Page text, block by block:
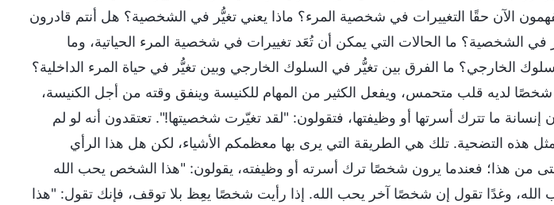
الآن حقًا التغييرات في شخصية المرء؟ ماذا يعني تغيُّر في الشخصية؟ هل أنتم قادرون
في الشخصية؟ ما الحالات التي يمكن أن تُعَد تغييرات في شخصية المرء الحياتية، وما
الخارجي؟ ما الفرق بين تغيُّر في السلوك الخارجي وبين تغيُّر في حياة المرء الداخلية؟
لديه قلب متحمس، ويفعل الكثير من المهام للكنيسة وينفق وقته من أجل الكنيسة،
ما تترك أسرتها أو وظيفتها، فتقولون: "لقد تغيّرت شخصيتها!". تعتقدون أنه لو لم
هذه التضحية. تلك هي الطريقة التي يرى بها معظمكم الأشياء، لكن هل هذا الرأي
هذا؛ فعندما يرون شخصًا ترك أسرته أو وظيفته، يقولون: "هذا الشخص يحب الله
وغدًا تقول إن شخصًا آخر يحب الله. إذا رأيت شخصًا يعِظ بلا توقف، فإنك تقول: "هذا